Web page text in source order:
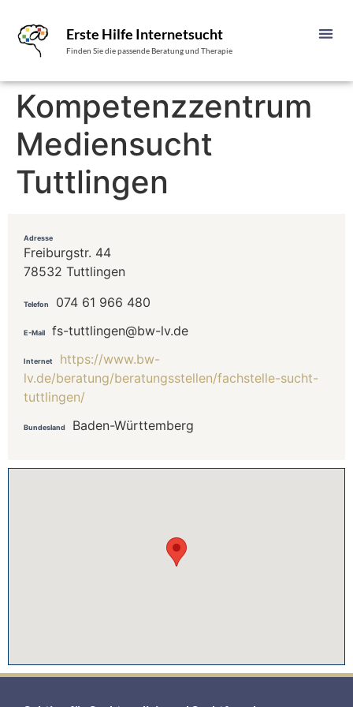
Erste Hilfe Internetsucht
Finden Sie die passende Beratung und Therapie
Kompetenzzentrum
Mediensucht
Tuttlingen
Adresse
Freiburgstr. 44
78532 Tuttlingen
Telefon 074 61 966 480
E-Mail fs-tuttlingen@bw-lv.de
Internet
https://www.bw-
lv.de/beratung/beratungsstellen/fachstelle-sucht-
tuttlingen/
Bundesland Baden-Württemberg